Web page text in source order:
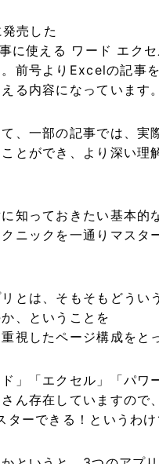
売した
に使える ワード エク
前号よりExcelの記事
る内容になっています。
、一部の記事では、実
とができ、より深い理
知っておきたい基本的
ニックを一通りマスタ
とは、そもそもどうい
、ということを
視したページ構成をと
」「エクセル」「パワ
ん存在していますので、
ターできる！というわけ